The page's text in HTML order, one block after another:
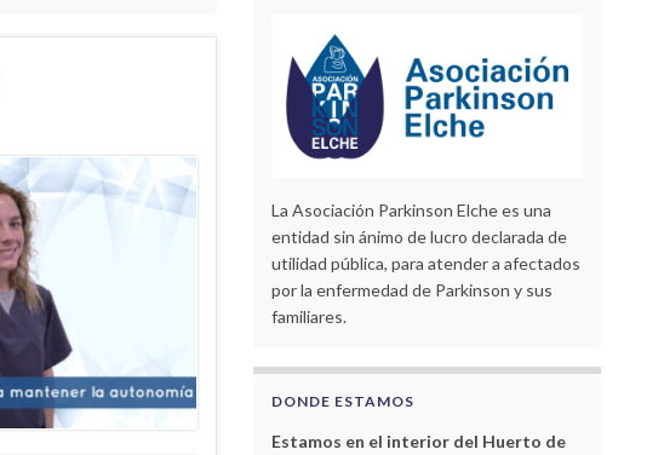
La Asociación Parkinson Elche es una
entidad sin ánimo de lucro declarada de
utilidad pública, para atender a afectados
por la enfermedad de Parkinson y sus
familiares.
DONDE ESTAMOS
Estamos en el interior del Huerto de